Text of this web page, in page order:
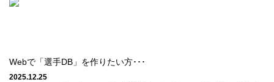
Webで「選手DB」を作りたい方･･･
2025.12.25